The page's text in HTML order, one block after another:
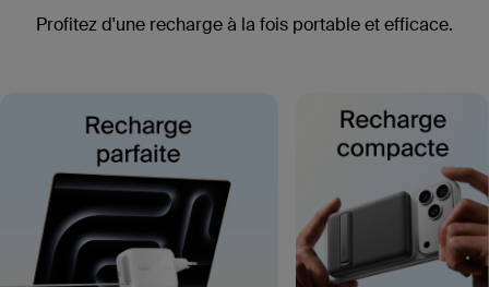
Profitez d'une recharge à la fois portable et efficace.